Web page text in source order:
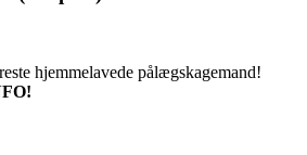
hjemmelavede pålægskagemand!